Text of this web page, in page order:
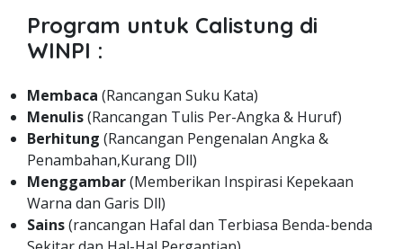
Program untuk Calistung di
WINPI :
Membaca (Rancangan Suku Kata)
Menulis(Rancangan Tulis Per-Angka & Huruf)
Berhitung (Rancangan Pengenalan Angka &
Penambahan,Kurang Dll)
Menggambar(Memberikan Inspirasi Kepekaan
Warna dan Garis Dll)
Sains(rancangan Hafal dan Terbiasa Benda-benda